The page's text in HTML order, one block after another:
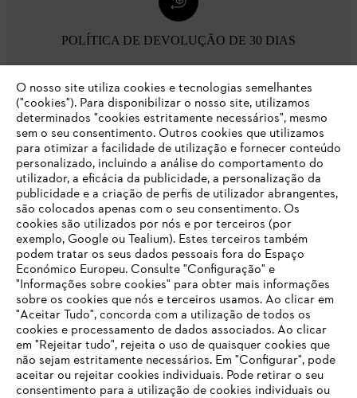
POLÍTICA DE DEVOLUÇÃO DE 30 DIAS
Opções de pagamento
Empresa
FAQs Loja Online
Contacto
O SEU NAVEGADOR NÃO SUPORTA
ESTE WEBSITE
Está utilizar um navegador que ainda não suportamos. Para
obter o melhor uso de nosso site, recomendamos que altere
O nosso site utiliza cookies e tecnologias semelhantes
("cookies"). Para disponibilizar o nosso site, utilizamos
determinados "cookies estritamente necessários", mesmo
sem o seu consentimento. Outros cookies que utilizamos
para otimizar a facilidade de utilização e fornecer conteúdo
personalizado, incluindo a análise do comportamento do
utilizador, a eficácia da publicidade, a personalização da
publicidade e a criação de perfis de utilizador abrangentes,
são colocados apenas com o seu consentimento. Os
cookies são utilizados por nós e por terceiros (por
exemplo, Google ou Tealium). Estes terceiros também
podem tratar os seus dados pessoais fora do Espaço
Económico Europeu. Consulte "Configuração" e
"Informações sobre cookies" para obter mais informações
sobre os cookies que nós e terceiros usamos. Ao clicar em
"Aceitar Tudo", concorda com a utilização de todos os
cookies e processamento de dados associados. Ao clicar
em "Rejeitar tudo", rejeita o uso de quaisquer cookies que
não sejam estritamente necessários. Em "Configurar", pode
aceitar ou rejeitar cookies individuais. Pode retirar o seu
consentimento para a utilização de cookies individuais ou